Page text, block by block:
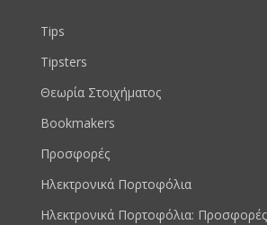
Tips
Tipsters
Θεωρία Στοιχήματος
Bookmakers
Προσφορές
Ηλεκτρονικά Πορτοφόλια
Ηλεκτρονικά Πορτοφόλια: Προσφορές